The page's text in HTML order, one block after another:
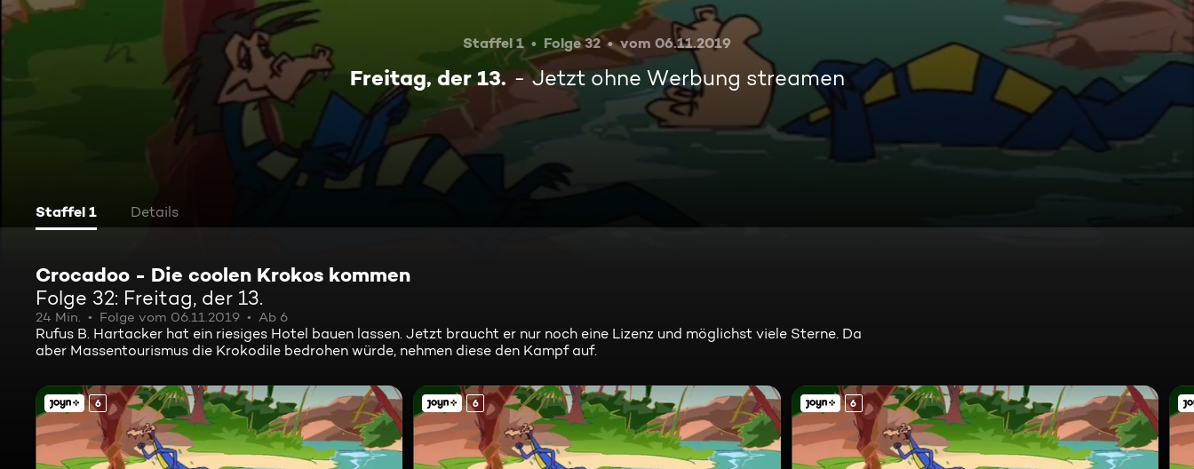
Staffel 1 Folge 32 vom 06.11.2019
Freitag, der 13. Jetzt ohne Werbung streamen
Staffel 1 Details
Crocadoo - Die coolen Krokos kommen
Folge 32: Freitag, der 13.
24 Min. Folge vom 06.11.2019 Ab 6
Rufus B. Hartacker hat ein riesiges Hotel bauen lassen. Jetzt braucht er nur noch eine Lizenz und möglichst viele Sterne. Da
aber Massentourismus die Krokodile bedrohen würde, nehmen diese den Kampf auf.
6 6 6